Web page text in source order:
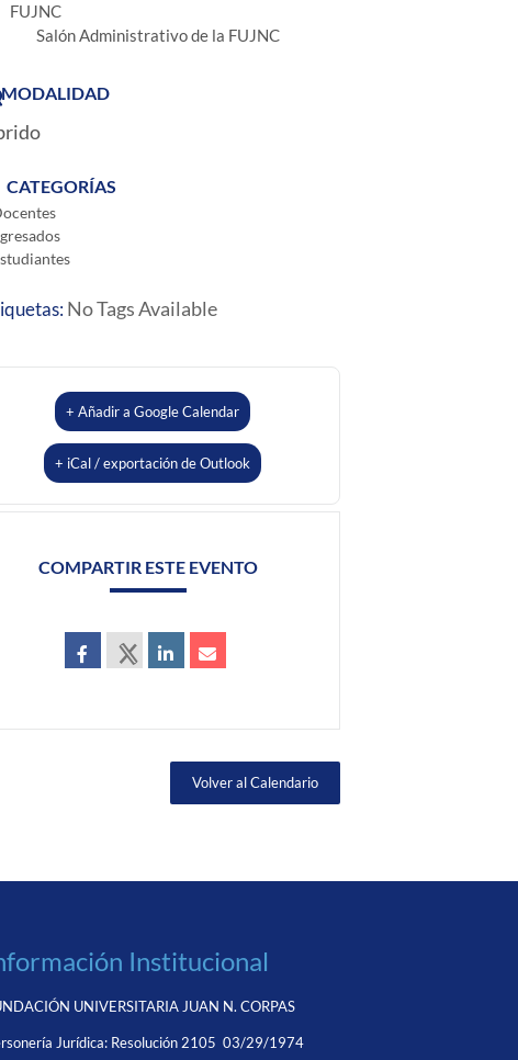
FUJNC
Salón Administrativo de la FUJNC
MODALIDAD
CATEGORÍAS
No Tags Available
+ Añadir a Google Calendar
+ iCal / exportación de Outlook
COMPARTIR ESTE EVENTO
Volver al Calendario
Institucional
UNIVERSITARIA JUAN N. CORPAS
Jurídica: Resolución 2105 03/29/1974